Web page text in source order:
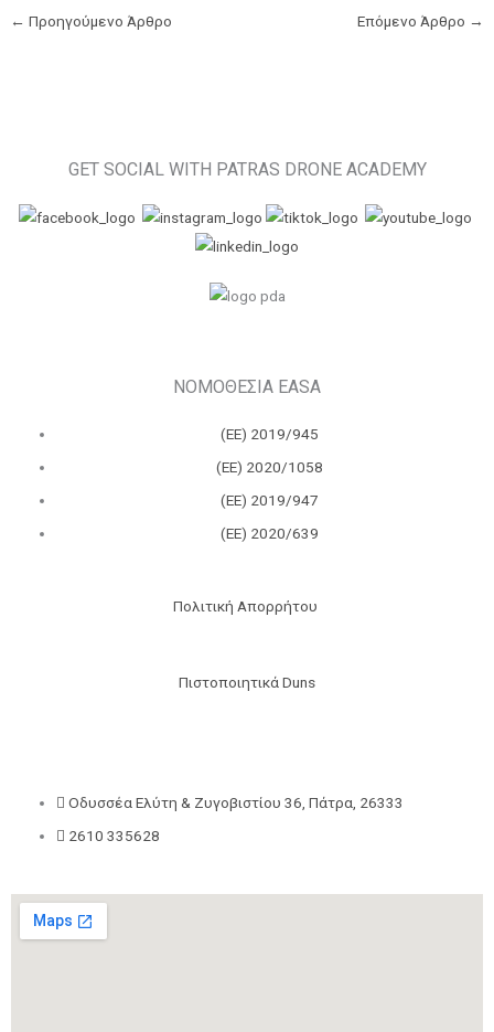
← Προηγούμενο Άρθρο Επόμενο Άρθρο →
GET SOCIAL WITH PATRAS DRONE ACADEMY
ΝΟΜΟΘΕΣΙΑ EASA
(ΕΕ) 2019/945
(ΕΕ) 2020/1058
(ΕΕ) 2019/947
(ΕΕ) 2020/639
Πολιτική Απορρήτου
Πιστοποιητικά Duns
Οδυσσέα Ελύτη & Ζυγοβιστίου 36, Πάτρα, 26333
2610 335628